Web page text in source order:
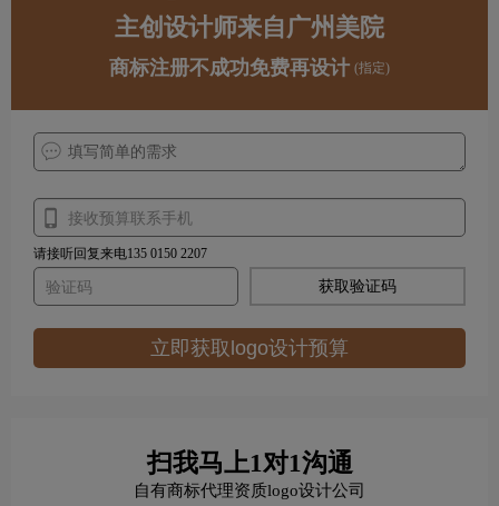
主创设计师来自广州美院
商标注册不成功免费再设计 (指定)
请接听回复来电135 0150 2207
获取验证码
立即获取logo设计预算
扫我马上1对1沟通
自有商标代理资质logo设计公司